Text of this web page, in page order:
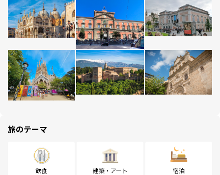
旅のテーマ
飲食 建築・アート 宿泊